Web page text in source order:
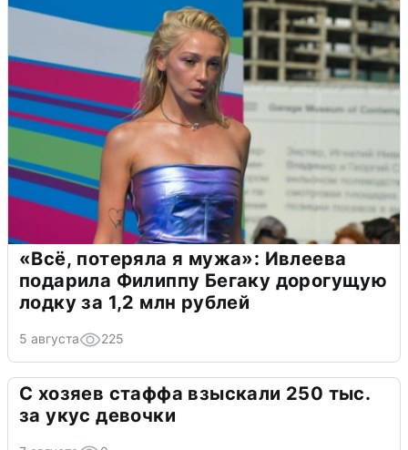
«Всё, потеряла я мужа»: Ивлеева
подарила Филиппу Бегаку дорогущую
лодку за 1,2 млн рублей
5 августа 225
С хозяев стаффа взыскали 250 тыс.
за укус девочки